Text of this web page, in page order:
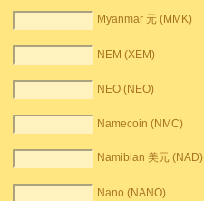
Myanmar 元 (MMK)
NEM (XEM)
NEO (NEO)
Namecoin (NMC)
Namibian 美元 (NAD)
Nano (NANO)